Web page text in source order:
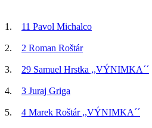
1. 11 Pavol Michalco
2. 2 Roman Roštár
3. 29 Samuel Hrstka ,,VÝNIMKA´´
4. 3 Juraj Griga
5. 4 Marek Roštár ,,VÝNIMKA´´